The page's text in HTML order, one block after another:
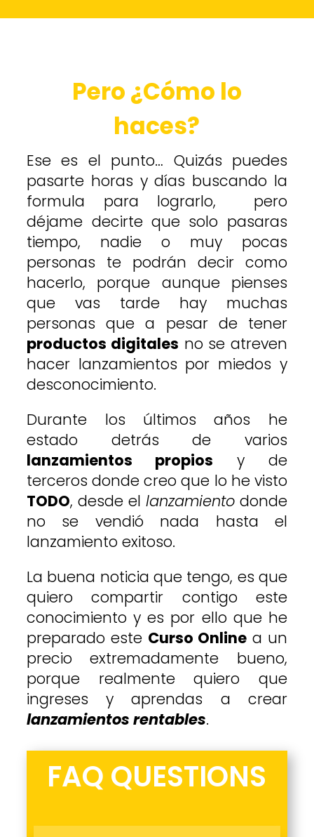
Pero ¿Cómo lo
haces?
Ese es el punto… Quizás puedes
pasarte horas y días buscando la
formula para lograrlo, pero
déjame decirte que solo pasaras
tiempo, nadie o muy pocas
personas te podrán decir como
hacerlo, porque aunque pienses
que vas tarde hay muchas
personas que a pesar de tener
productos digitales no se atreven
hacer lanzamientos por miedos y
desconocimiento.
Durante los últimos años he
estado detrás de varios
lanzamientos propios y de
terceros donde creo que lo he visto
TODO, desde el lanzamientodonde
no se vendió nada hasta el
lanzamiento exitoso.
La buena noticia que tengo, es que
quiero compartir contigo este
conocimiento y es por ello que he
preparado este Curso Onlinea un
precio extremadamente bueno,
porque realmente quiero que
ingreses y aprendas a crear
lanzamientos rentables.
FAQ QUESTIONS